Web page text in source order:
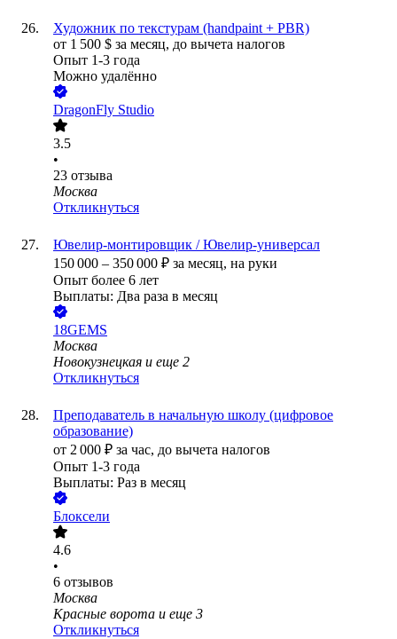
Художник по текстурам (handpaint + PBR)
от 1 500 $ за месяц, до вычета налогов
Опыт 1-3 года
Можно удалённо
DragonFly Studio
3.5
•
23 отзыва
Москва
Откликнуться
Ювелир-монтировщик / Ювелир-универсал
150 000 – 350 000 ₽ за месяц, на руки
Опыт более 6 лет
Выплаты: Два раза в месяц
18GEMS
Москва
Новокузнецкая и еще 2
Откликнуться
Преподаватель в начальную школу (цифровое
образование)
от 2 000 ₽ за час, до вычета налогов
Опыт 1-3 года
Выплаты: Раз в месяц
Блоксели
4.6
•
6 отзывов
Москва
Красные ворота и еще 3
Откликнуться